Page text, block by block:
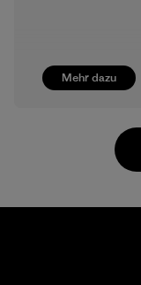
Mehr dazu